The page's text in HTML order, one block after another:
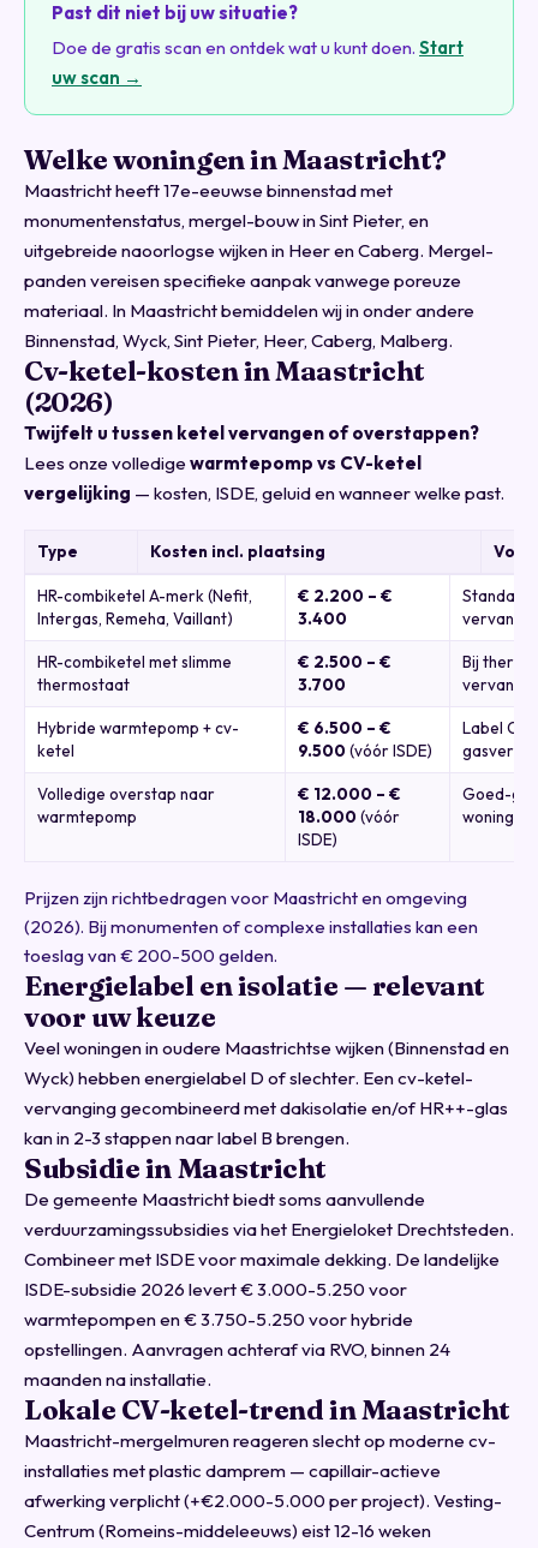
Past dit niet bij uw situatie?
Doe de gratis scan en ontdek wat u kunt doen. Start
uw scan →
Welke woningen in Maastricht?
Maastricht heeft 17e-eeuwse binnenstad met
monumentenstatus, mergel-bouw in Sint Pieter, en
uitgebreide naoorlogse wijken in Heer en Caberg. Mergel-
panden vereisen specifieke aanpak vanwege poreuze
materiaal. In Maastricht bemiddelen wij in onder andere
Binnenstad, Wyck, Sint Pieter, Heer, Caberg, Malberg.
Cv-ketel-kosten in Maastricht
(2026)
Twijfelt u tussen ketel vervangen of overstappen?
Lees onze volledige warmtepomp vs CV-ketel
vergelijking — kosten, ISDE, geluid en wanneer welke past.
Type Kosten incl. plaatsing Voor
HR-combiketel A-merk (Nefit,
Intergas, Remeha, Vaillant)
€ 2.200 – €
3.400
HR-combiketel met slimme
thermostaat
€ 2.500 – €
3.700
Bij
Hybride warmtepomp + cv-
ketel
€ 6.500 – €
9.500 (vóór ISDE)
Label C+
Volledige overstap naar
warmtepomp
€ 12.000 – €
18.000 (vóór
ISDE)
Goed-
woning,
Prijzen zijn richtbedragen voor Maastricht en omgeving
(2026). Bij monumenten of complexe installaties kan een
toeslag van € 200-500 gelden.
Energielabel en isolatie — relevant
voor uw keuze
Veel woningen in oudere Maastrichtse wijken (Binnenstad en
Wyck) hebben energielabel D of slechter. Een cv-ketel-
vervanging gecombineerd met dakisolatie en/of HR++-glas
kan in 2-3 stappen naar label B brengen.
Subsidie in Maastricht
De gemeente Maastricht biedt soms aanvullende
verduurzamingssubsidies via het Energieloket Drechtsteden.
Combineer met ISDE voor maximale dekking. De landelijke
ISDE-subsidie 2026 levert € 3.000-5.250 voor
warmtepompen en € 3.750-5.250 voor hybride
opstellingen. Aanvragen achteraf via RVO, binnen 24
maanden na installatie.
Lokale CV-ketel-trend in Maastricht
Maastricht-mergelmuren reageren slecht op moderne cv-
installaties met plastic damprem — capillair-actieve
afwerking verplicht (+€2.000-5.000 per project). Vesting-
Centrum (Romeins-middeleeuws) eist 12-16 weken